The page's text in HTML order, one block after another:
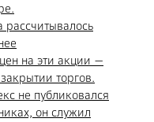
рассчитывалось
на эти акции —
торгов.
не публиковался
он служил